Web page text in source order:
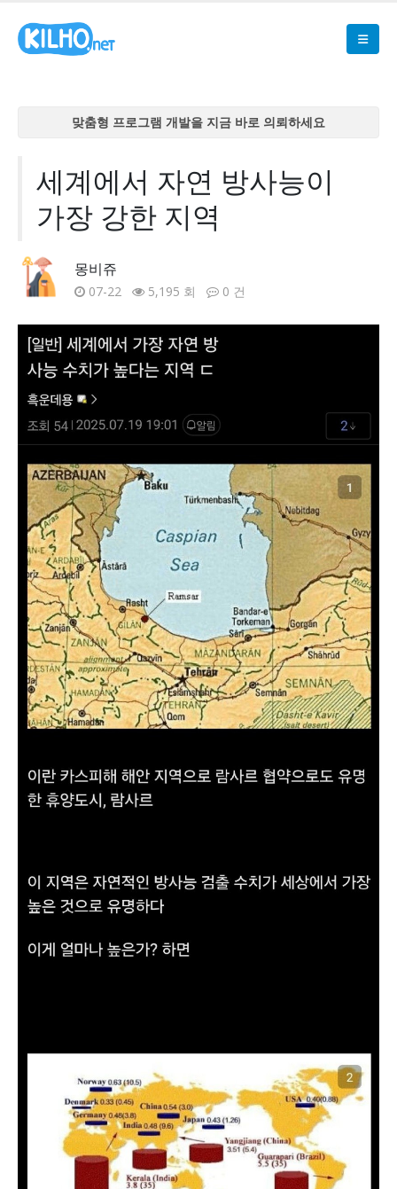
맞춤형 프로그램 개발을 지금 바로 의뢰하세요
맞춤형 프로그램 개발을 지금 바로 의뢰하세요
맞춤형 프로그램 개발을 지금 바로 의뢰하세요
맞춤형 프로그램 개발을 지금 바로 의뢰하세요
세계에서 자연 방사능이
가장 강한 지역
몽비쥬
07-22 5,195 회 0 건